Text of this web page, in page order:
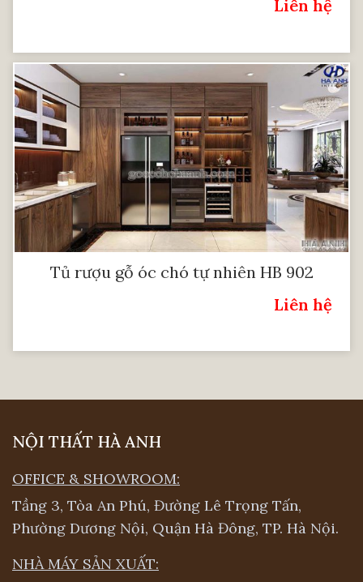
Liên hệ
Tủ rượu gỗ óc chó tự nhiên HB 902
Liên hệ
NỘI THẤT HÀ ANH
OFFICE & SHOWROOM:
Tầng 3, Tòa An Phú, Đường Lê Trọng Tấn,
Phường Dương Nội, Quận Hà Đông, TP. Hà Nội.
NHÀ MÁY SẢN XUẤT: